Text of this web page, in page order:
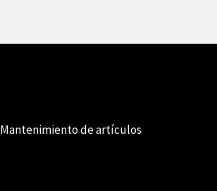
Mantenimiento de artículos